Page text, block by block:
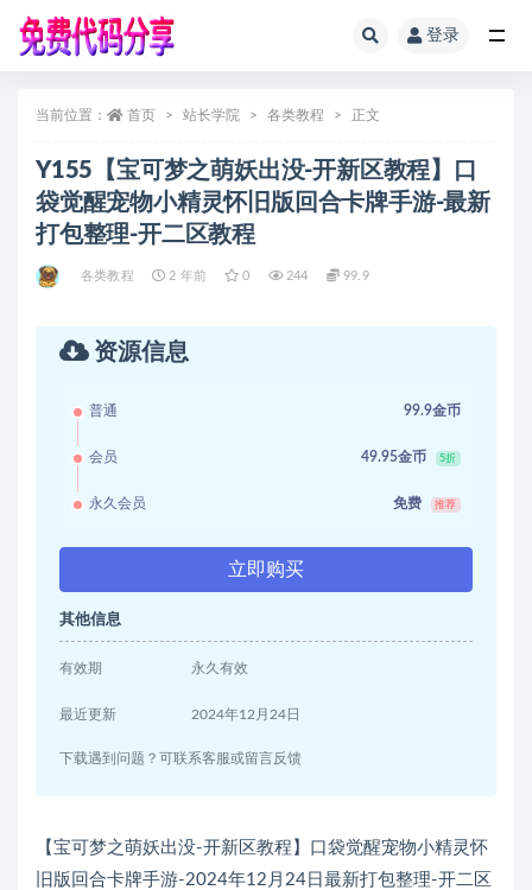
登录
当前位置： 首页 站长学院 各类教程 正文
Y155【宝可梦之萌妖出没-开新区教程】口
袋觉醒宠物小精灵怀旧版回合卡牌手游-最新
打包整理-开二区教程
各类教程 2 年前 0 244 99.9
资源信息
普通 99.9金币
会员 49.95金币 5折
永久会员 免费 推荐
立即购买
其他信息
有效期 永久有效
最近更新 2024年12月24日
下载遇到问题？可联系客服或留言反馈
【宝可梦之萌妖出没-开新区教程】口袋觉醒宠物小精灵怀
旧版回合卡牌手游-2024年12月24日最新打包整理-开二区